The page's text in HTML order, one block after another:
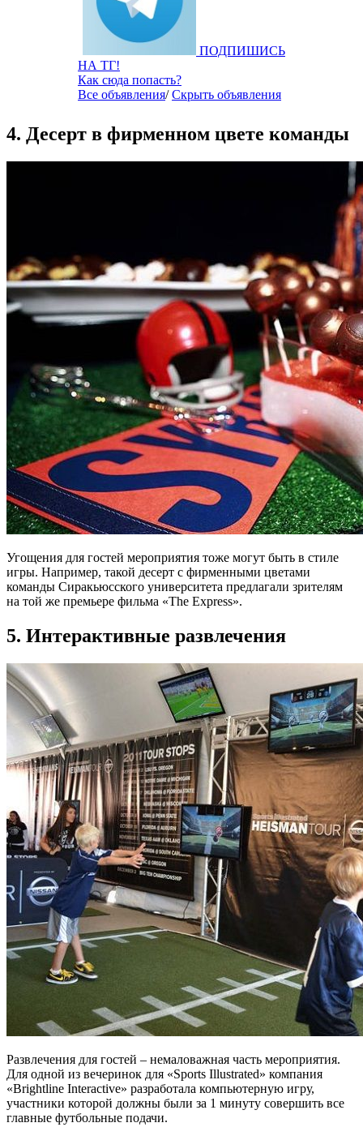
ПОДПИШИСЬ
НА ТГ!
Как сюда попасть?
Все объявления/Скрыть объявления
4. Десерт в фирменном цвете команды
Угощения для гостей мероприятия тоже могут быть в стиле
игры. Например, такой десерт с фирменными цветами
команды Сиракьюсского университета предлагали зрителям
на той же премьере фильма «The Express».
5. Интерактивные развлечения
Развлечения для гостей – немаловажная часть мероприятия.
Для одной из вечеринок для «Sports Illustrated» компания
«Brightline Interactive» разработала компьютерную игру,
участники которой должны были за 1 минуту совершить все
главные футбольные подачи.